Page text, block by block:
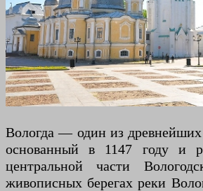
Вологда — один из древнейших
основанный в 1147 году и
центральной части
живописных берегах реки